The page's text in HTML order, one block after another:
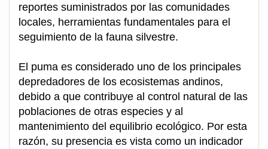
reportes suministrados por las comunidades
locales, herramientas fundamentales para el
seguimiento de la fauna silvestre.
El puma es considerado uno de los principales
depredadores de los ecosistemas andinos,
debido a que contribuye al control natural de las
poblaciones de otras especies y al
mantenimiento del equilibrio ecológico. Por esta
razón, su presencia es vista como un indicador